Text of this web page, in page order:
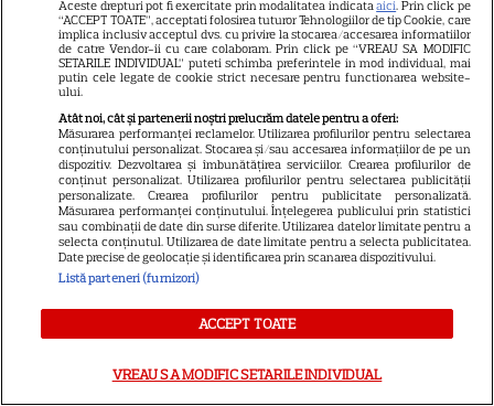
17
„Stăpânul Inelelor” ajung pe
platformă
15
DISNEY PLUS
Premiere de neratat pe Netflix,
Disney+ și SkyShowtime în
august: seriale noi, filme de
colecție și vedete de top
Eli Roth revine cu „Omul cu
horror în care copiii devin
Aceste drepturi pot fi exercitate prin modalitatea indicataaici. Prin click pe
“ACCEPT TOATE”, acceptati folosirea tuturor Tehnologiilor de tip Cookie, care
implica inclusiv acceptul dvs. cu privire la stocarea/accesarea informatiilor
de catre Vendor-ii cu care colaboram. Prin click pe “VREAU SA MODIFIC
SETARILE INDIVIDUAL” puteti schimba preferintele in mod individual, mai
putin cele legate de cookie strict necesare pentru functionarea website-
ului.
Atât noi, cât și partenerii noștri prelucrăm datele pentru a oferi:
Măsurarea performanței reclamelor. Utilizarea profilurilor pentru selectarea
conținutului personalizat. Stocarea și/sau accesarea informațiilor de pe un
dispozitiv. Dezvoltarea și îmbunătățirea serviciilor. Crearea profilurilor de
conținut personalizat. Utilizarea profilurilor pentru selectarea publicității
personalizate. Crearea profilurilor pentru publicitate personalizată.
Măsurarea performanței conținutului. Înțelegerea publicului prin statistici
sau combinații de date din surse diferite. Utilizarea datelor limitate pentru a
selecta conținutul. Utilizarea de date limitate pentru a selecta publicitatea.
Date precise de geolocație și identificarea prin scanarea dispozitivului.
Listă parteneri (furnizori)
ACCEPT TOATE
VREAU SA MODIFIC SETARILE INDIVIDUAL